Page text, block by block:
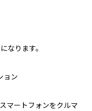
なります。
ョン
マートフォンをクルマ